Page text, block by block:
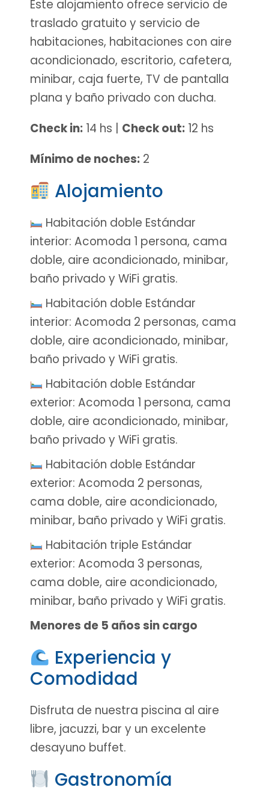
Este alojamiento ofrece servicio de
traslado gratuito y servicio de
habitaciones, habitaciones con aire
acondicionado, escritorio, cafetera,
minibar, caja fuerte, TV de pantalla
plana y baño privado con ducha.
Check in: 14 hs | Check out: 12 hs
Mínimo de noches: 2
Alojamiento
Habitación doble Estándar
interior: Acomoda 1 persona, cama
doble, aire acondicionado, minibar,
baño privado y WiFi gratis.
Habitación doble Estándar
interior: Acomoda 2 personas, cama
doble, aire acondicionado, minibar,
baño privado y WiFi gratis.
Habitación doble Estándar
exterior: Acomoda 1 persona, cama
doble, aire acondicionado, minibar,
baño privado y WiFi gratis.
Habitación doble Estándar
exterior: Acomoda 2 personas,
cama doble, aire acondicionado,
minibar, baño privado y WiFi gratis.
Habitación triple Estándar
exterior: Acomoda 3 personas,
cama doble, aire acondicionado,
minibar, baño privado y WiFi gratis.
Menores de 5 años sin cargo
Experiencia y
Comodidad
Disfruta de nuestra piscina al aire
libre, jacuzzi, bar y un excelente
desayuno buffet.
Gastronomía